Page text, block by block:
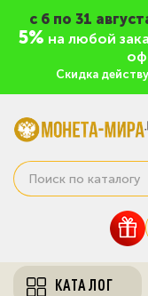
c 6 по 31
5% на любой
Скидка
КАТАЛОГ